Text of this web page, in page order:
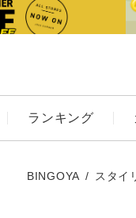
ランキング
BINGOYA スタイ